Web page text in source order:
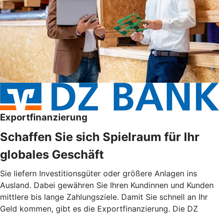
Exportfinanzierung
Schaffen Sie sich Spielraum für Ihr
globales Geschäft
Sie liefern Investitionsgüter oder größere Anlagen ins
Ausland. Dabei gewähren Sie Ihren Kundinnen und Kunden
mittlere bis lange Zahlungsziele. Damit Sie schnell an Ihr
Geld kommen, gibt es die Exportfinanzierung. Die DZ